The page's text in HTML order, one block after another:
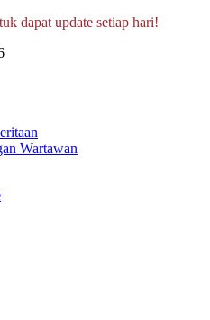
dapat update setiap hari!
Wartawan